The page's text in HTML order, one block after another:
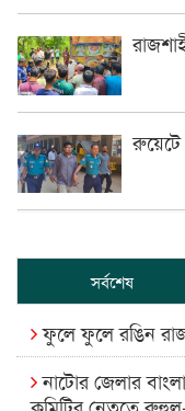
সর্বশেষ
ফুলে ফুলে রঙিন
নাটোর জেলার